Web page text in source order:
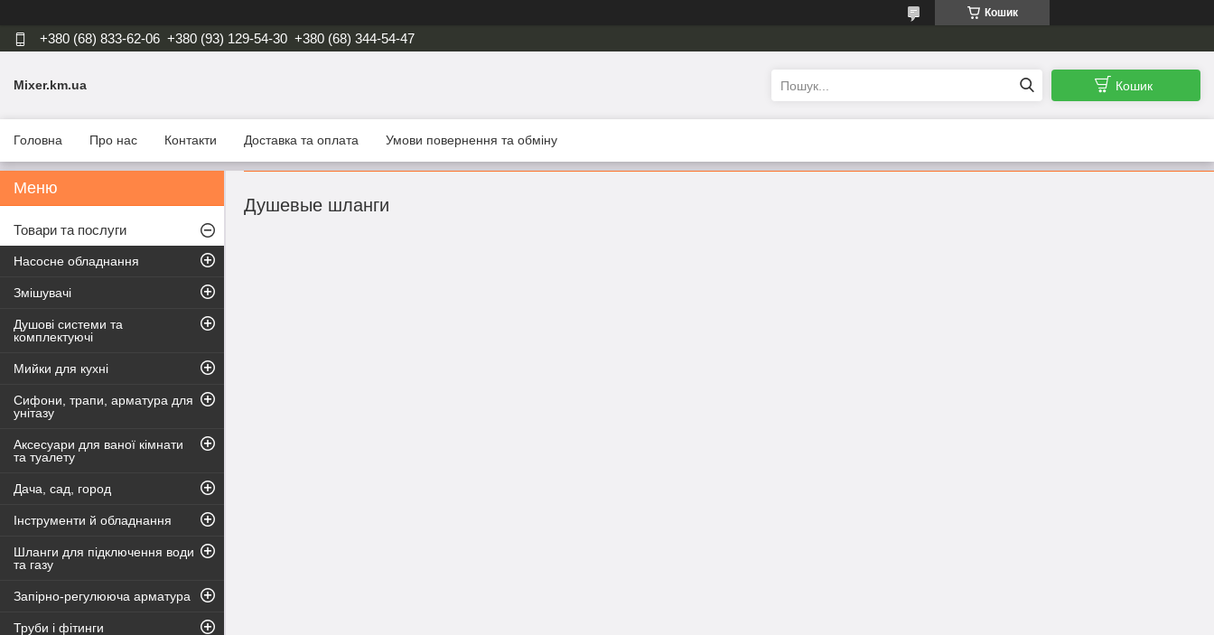
Кошик
+380 (68) 833-62-06 +380 (93) 129-54-30 +380 (68) 344-54-47
Mixer.km.ua Кошик
Головна Про нас Контакти Доставка та оплата Умови повернення та обміну
Душевые шланги
Товари та послуги
Насосне обладнання
Змішувачі
Душові системи та
комплектуючі
Мийки для кухні
Сифони, трапи, арматура для
унітазу
Аксесуари для ваної кімнати
та туалету
Дача, сад, город
Інструменти й обладнання
Шланги для підключення води
та газу
Запірно-регулююча арматура
Труби і фітинги